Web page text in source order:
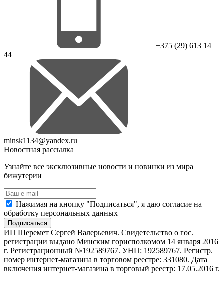
+375 (29) 613 14
44
minsk1134@yandex.ru
Новостная рассылка
Узнайте все эксклюзивные новости и новинки из мира
бижутерии
Нажимая на кнопку "Подписаться", я даю согласие на
обработку персональных данных
Подписаться
ИП Шеремет Сергей Валерьевич. Свидетельство о гос.
регистрации выдано Минским горисполкомом 14 января 2016
г. Регистрационный №192589767. УНП: 192589767. Регистр.
номер интернет-магазина в торговом реестре: 331080. Дата
включения интернет-магазина в торговый реестр: 17.05.2016 г.